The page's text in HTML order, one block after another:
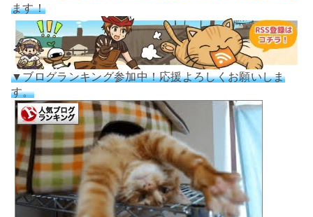
ます！
▼ブログランキング参加中！応援よろしくお願いしま
す。